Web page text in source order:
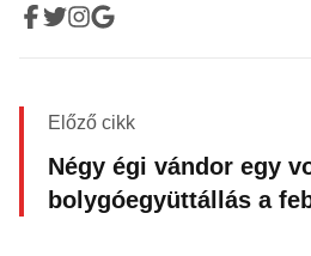
Előző cikk
Négy égi vándor egy
bolygóegyüttállás a